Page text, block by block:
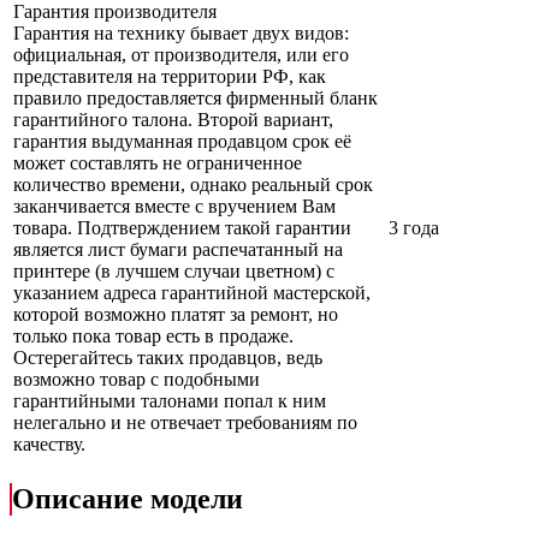
Гарантия производителя
Гарантия на технику бывает двух видов:
официальная, от производителя, или его
представителя на территории РФ, как
правило предоставляется фирменный бланк
гарантийного талона. Второй вариант,
гарантия выдуманная продавцом срок её
может составлять не ограниченное
количество времени, однако реальный срок
заканчивается вместе с вручением Вам
товара. Подтверждением такой гарантии
является лист бумаги распечатанный на
принтере (в лучшем случаи цветном) с
указанием адреса гарантийной мастерской,
которой возможно платят за ремонт, но
только пока товар есть в продаже.
Остерегайтесь таких продавцов, ведь
возможно товар с подобными
гарантийными талонами попал к ним
нелегально и не отвечает требованиям по
качеству.
3 года
Описание модели